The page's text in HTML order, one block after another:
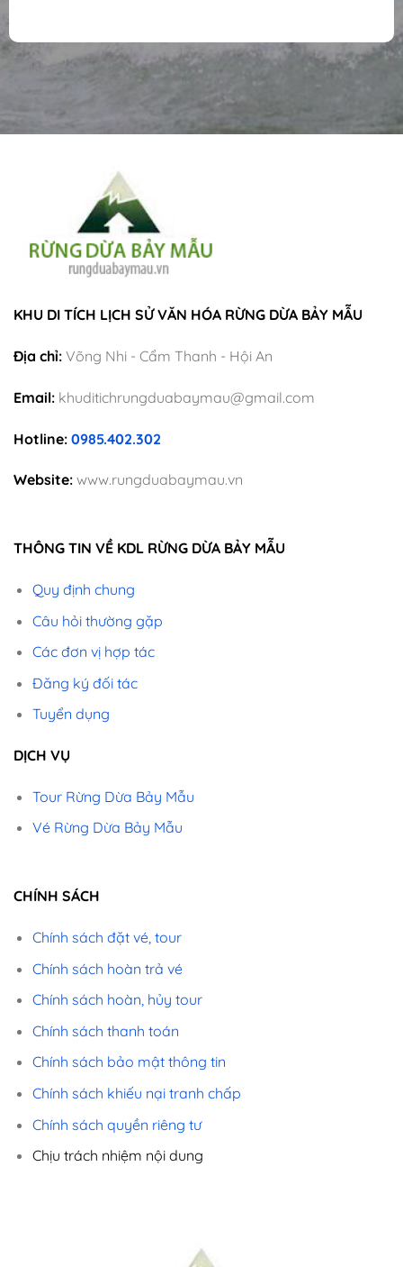
KHU DI TÍCH LỊCH SỬ VĂN HÓA RỪNG DỪA BẢY MẪU
Địa chỉ: Võng Nhi - Cẩm Thanh - Hội An
Email: khuditichrungduabaymau@gmail.com
Hotline: 0985.402.302
Website: www.rungduabaymau.vn
THÔNG TIN VỀ KDL RỪNG DỪA BẢY MẪU
Quy định chung
Câu hỏi thường gặp
Các đơn vị hợp tác
Đăng ký đối tác
Tuyển dụng
DỊCH VỤ
Tour Rừng Dừa Bảy Mẫu
Vé Rừng Dừa Bảy Mẫu
CHÍNH SÁCH
Chính sách đặt vé, tour
Chính sách hoàn trả vé
Chính sách hoàn, hủy tour
Chính sách thanh toán
Chính sách bảo mật thông tin
Chính sách khiếu nại tranh chấp
Chính sách quyền riêng tư
Chịu trách nhiệm nội dung